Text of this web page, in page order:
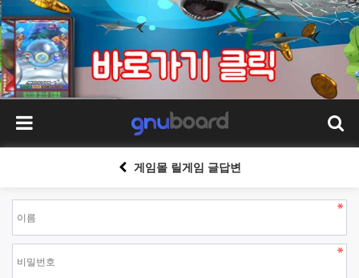
게임몰 릴게임 글답변